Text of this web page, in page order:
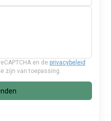
en de privacybeleid
zijn van toepassing.